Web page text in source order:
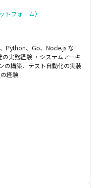
トフォーム）
Python、Go、Node.js な
実務経験 ・システムアーキ
の構築、テスト自動化の実装
経験